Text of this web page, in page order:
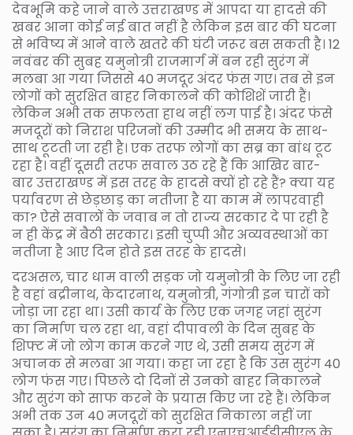
देवभूमि कहे जाने वाले उत्तराखण्ड में आपदा या हादसे की
खबर आना कोई नई बात नहीं है लेकिन इस बार की घटना
से भविष्य में आने वाले खतरे की घंटी जरूर बस सकती है। 12
नवंबर की सुबह यमुनोत्री राजमार्ग में बन रही सुरंग में
मलबा आ गया जिससे 40 मजदूर अंदर फंस गए। तब से इन
लोगों को सुरक्षित बाहर निकालने की कोशिशें जारी हैं।
लेकिन अभी तक सफलता हाथ नहीं लग पाई है। अंदर फंसे
मजदूरों को निराश परिजनों की उम्मीद भी समय के साथ-
साथ टूटती जा रही है। एक तरफ लोगों का सब्र का बांध टूट
रहा है। वहीं दूसरी तरफ सवाल उठ रहे हैं कि आखिर बार-
बार उत्तराखण्ड में इस तरह के हादसे क्यों हो रहे हैं? क्या यह
पर्यावरण से छेड़छाड़ का नतीजा है या काम में लापरवाही
का? ऐसे सवालों के जवाब न तो राज्य सरकार दे पा रही है
न ही केंद्र में बैठी सरकार। इसी चुप्पी और अव्यवस्थाओं का
नतीजा है आए दिन होते इस तरह के हादसे।
दरअसल, चार धाम वाली सड़क जो यमुनोत्री के लिए जा रही
है वहां बद्रीनाथ, केदारनाथ, यमुनोत्री, गंगोत्री इन चारों को
जोड़ा जा रहा था। उसी कार्य के लिए एक जगह जहां सुरंग
का निर्माण चल रहा था, वहां दीपावली के दिन सुबह के
शिफ्ट में जो लोग काम करने गए थे, उसी समय सुरंग में
अचानक से मलबा आ गया। कहा जा रहा है कि उस सुरंग 40
लोग फंस गए। पिछले दो दिनों से उनको बाहर निकालने
और सुरंग को साफ करने के प्रयास किए जा रहे हैं। लेकिन
अभी तक उन 40 मजदूरों को सुरक्षित निकाला नहीं जा